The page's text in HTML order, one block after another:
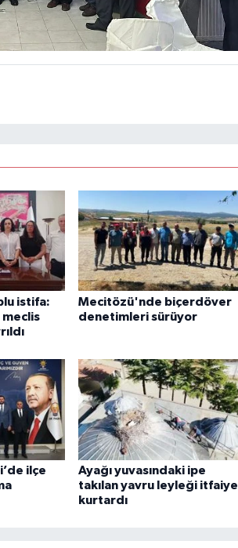
istifa:
meclis
Mecitözü'nde biçerdöver
denetimleri sürüyor
ilçe
Ayağı yuvasındaki ipe
takılan yavru leyleği itfaiye
kurtardı